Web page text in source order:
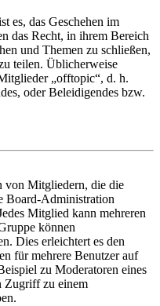
es, das Geschehen im
das Recht, in ihrem Bereich
und Themen zu schließen,
teilen. Üblicherweise
„offtopic“, d. h.
oder Beleidigendes bzw.
von Mitgliedern, die die
Board-Administration
Mitglied kann mehreren
können
Dies erleichtert es den
für mehrere Benutzer auf
zu Moderatoren eines
Zugriff zu einem